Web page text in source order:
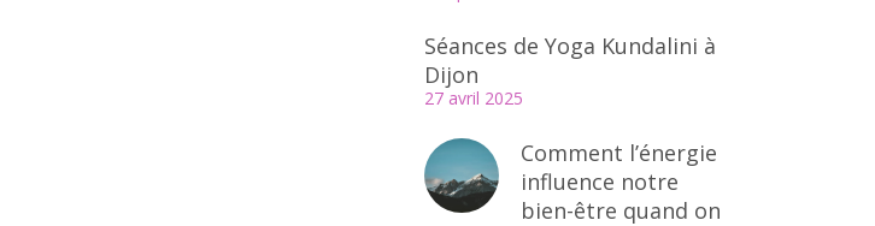
Séances de Yoga Kundalini à
Dijon
27 avril 2025
Comment l’énergie
influence notre
bien-être quand on